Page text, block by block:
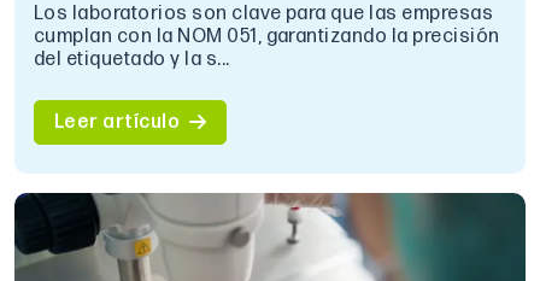
Los laboratorios son clave para que las empresas
cumplan con la NOM 051, garantizando la precisión
del etiquetado y la s...
Leer artículo